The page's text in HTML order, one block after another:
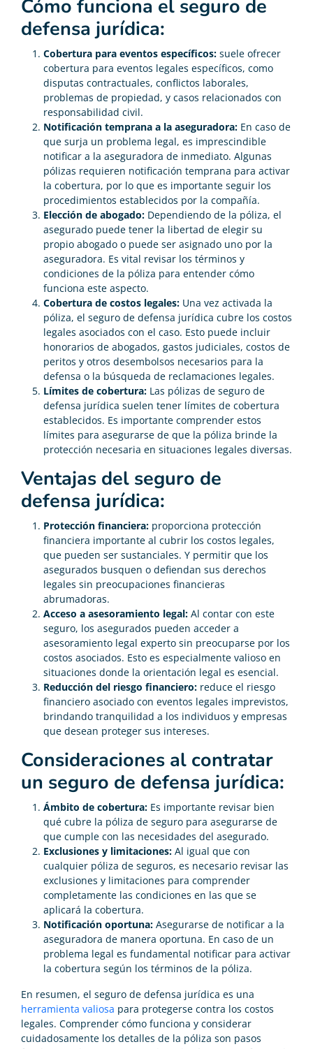
Cómo funciona el seguro de
defensa jurídica:
Cobertura para eventos específicos: suele ofrecer
cobertura para eventos legales específicos, como
disputas contractuales, conflictos laborales,
problemas de propiedad, y casos relacionados con
responsabilidad civil.
Notificación temprana a la aseguradora: En caso de
que surja un problema legal, es imprescindible
notificar a la aseguradora de inmediato. Algunas
pólizas requieren notificación temprana para activar
la cobertura, por lo que es importante seguir los
procedimientos establecidos por la compañía.
Elección de abogado: Dependiendo de la póliza, el
asegurado puede tener la libertad de elegir su
propio abogado o puede ser asignado uno por la
aseguradora. Es vital revisar los términos y
condiciones de la póliza para entender cómo
funciona este aspecto.
Cobertura de costos legales: Una vez activada la
póliza, el seguro de defensa jurídica cubre los costos
legales asociados con el caso. Esto puede incluir
honorarios de abogados, gastos judiciales, costos de
peritos y otros desembolsos necesarios para la
defensa o la búsqueda de reclamaciones legales.
Límites de cobertura: Las pólizas de seguro de
defensa jurídica suelen tener límites de cobertura
establecidos. Es importante comprender estos
límites para asegurarse de que la póliza brinde la
protección necesaria en situaciones legales diversas.
Ventajas del seguro de
defensa jurídica:
Protección financiera: proporciona protección
financiera importante al cubrir los costos legales,
que pueden ser sustanciales. Y permitir que los
asegurados busquen o defiendan sus derechos
legales sin preocupaciones financieras
abrumadoras.
Acceso a asesoramiento legal: Al contar con este
seguro, los asegurados pueden acceder a
asesoramiento legal experto sin preocuparse por los
costos asociados. Esto es especialmente valioso en
situaciones donde la orientación legal es esencial.
Reducción del riesgo financiero: reduce el riesgo
financiero asociado con eventos legales imprevistos,
brindando tranquilidad a los individuos y empresas
que desean proteger sus intereses.
Consideraciones al contratar
un seguro de defensa jurídica:
Ámbito de cobertura: Es importante revisar bien
qué cubre la póliza de seguro para asegurarse de
que cumple con las necesidades del asegurado.
Exclusiones y limitaciones: Al igual que con
cualquier póliza de seguros, es necesario revisar las
exclusiones y limitaciones para comprender
completamente las condiciones en las que se
aplicará la cobertura.
Notificación oportuna: Asegurarse de notificar a la
aseguradora de manera oportuna. En caso de un
problema legal es fundamental notificar para activar
la cobertura según los términos de la póliza.
En resumen, el seguro de defensa jurídica es una
herramienta valiosa para protegerse contra los costos
legales. Comprender cómo funciona y considerar
cuidadosamente los detalles de la póliza son pasos